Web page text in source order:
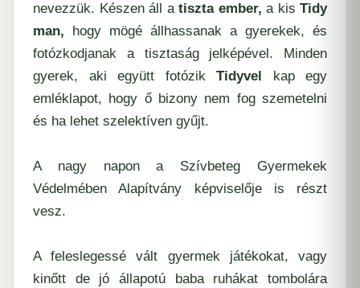
nevezzük. Készen áll atiszta ember, a kis Tidy
man, hogy mögé állhassanak a gyerekek, és
fotózkodjanak a tisztaság jelképével. Minden
gyerek, aki együtt fotózik Tidyvel
kap egy
emléklapot, hogy ő bizony nem fog szemetelni
és ha lehet szelektíven gyűjt.
A nagy napon a Szívbeteg Gyermekek
Védelmében Alapítvány képviselője is részt
vesz.
A feleslegessé vált gyermek játékokat, vagy
kinőtt de jó állapotú baba ruhákat tombolára